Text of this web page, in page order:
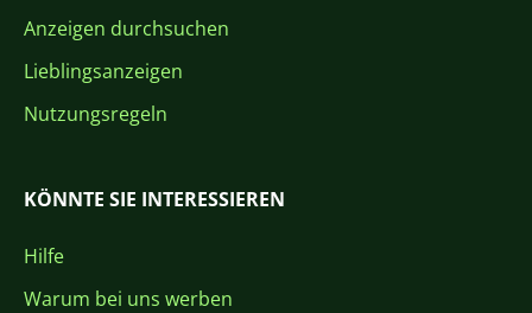
Anzeigen durchsuchen
Lieblingsanzeigen
Nutzungsregeln
KÖNNTE SIE INTERESSIEREN
Hilfe
Warum bei uns werben